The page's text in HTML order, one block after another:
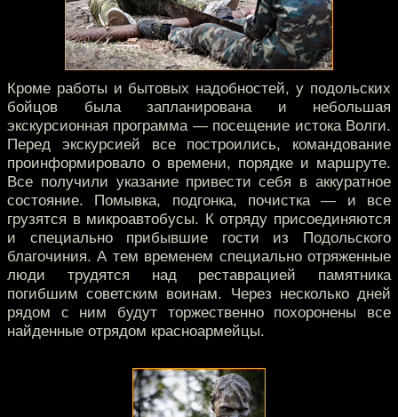
Кроме работы и бытовых надобностей, у подольских
бойцов была запланирована и небольшая
экскурсионная программа — посещение истока Волги.
Перед экскурсией все построились, командование
проинформировало о времени, порядке и маршруте.
Все получили указание привести себя в аккуратное
состояние. Помывка, подгонка, почистка — и все
грузятся в микроавтобусы. К отряду присоединяются
и специально прибывшие гости из Подольского
благочиния. А тем временем специально отряженные
люди трудятся над реставрацией памятника
погибшим советским воинам. Через несколько дней
рядом с ним будут торжественно похоронены все
найденные отрядом красноармейцы.